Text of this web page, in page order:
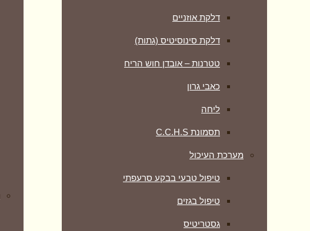
דלקת אוזניים
דלקת סינוסיטיס (גתות)
טטרנות – אובדן חוש הריח
כאבי גרון
ליחה
תסמונת C.C.H.S
מערכת העיכול
טיפול טבעי בבקע סרעפתי
טיפול בגזים
גסטריטיס